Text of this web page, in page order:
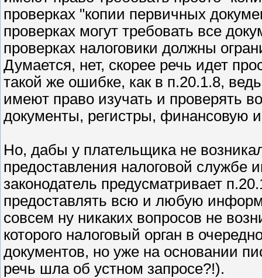
проверках "копии первичных
проверках могут требовать все
проверках налоговики должны
Думается, нет, скорее речь идет
такой же ошибке, как в п.20.1.8,
имеют право изучать и проверять
документы, регистры, финансовую и
Но, дабы у плательщика не
предоставления налоговой
законодатель предусматривает
предоставлять всю и любую
совсем ну никаких вопросов не
которого налоговый орган в
документов, но уже на основании
речь шла об устном запросе?!).